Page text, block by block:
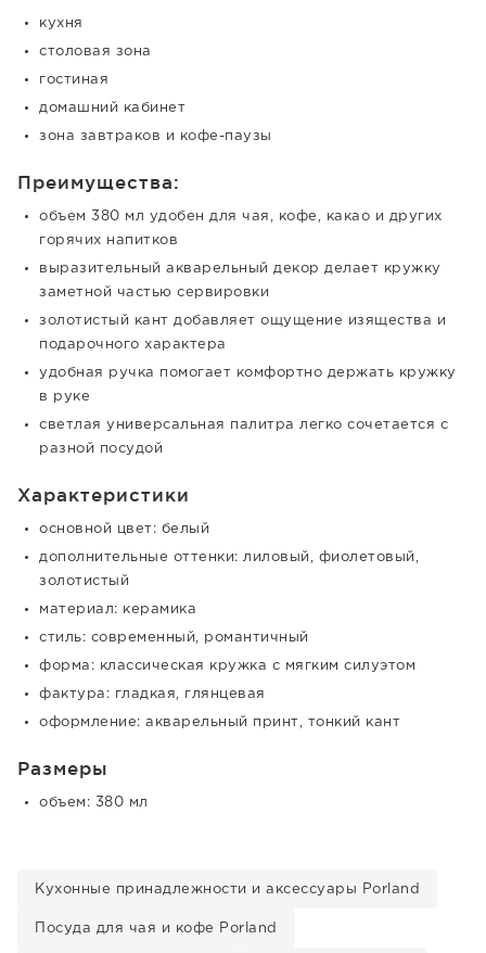
кухня
столовая зона
гостиная
домашний кабинет
зона завтраков и кофе-паузы
Преимущества:
объем 380 мл удобен для чая, кофе, какао и других
горячих напитков
выразительный акварельный декор делает кружку
заметной частью сервировки
золотистый кант добавляет ощущение изящества и
подарочного характера
удобная ручка помогает комфортно держать кружку
в руке
светлая универсальная палитра легко сочетается с
разной посудой
Характеристики
основной цвет: белый
дополнительные оттенки: лиловый, фиолетовый,
золотистый
материал: керамика
стиль: современный, романтичный
форма: классическая кружка с мягким силуэтом
фактура: гладкая, глянцевая
оформление: акварельный принт, тонкий кант
Размеры
объем: 380 мл
Кухонные принадлежности и аксессуары Porland
Посуда для чая и кофе Porland